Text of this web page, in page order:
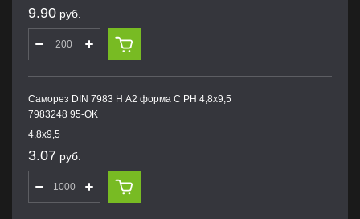
9.90 руб.
Саморез DIN 7983 H А2 форма С PH 4,8х9,5
7983248 95-OK
4,8х9,5
3.07 руб.